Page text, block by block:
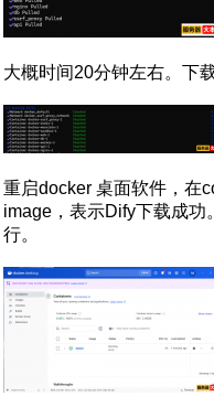
大概时间20分钟左右。下
重启docker 桌面软件，在
image，表示Dify下载成
行。